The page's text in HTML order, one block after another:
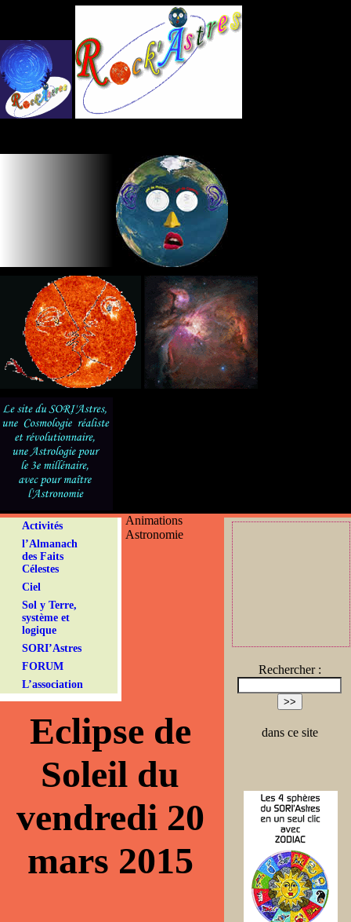
Activités
l’Almanach
des Faits
Célestes
Ciel
Sol y Terre,
système et
logique
SORI’Astres
FORUM
L’association
Rechercher :
dans ce site
Animations
Astronomie
Eclipse de
Soleil du
vendredi 20
mars 2015
Panneau de gestion des cookies